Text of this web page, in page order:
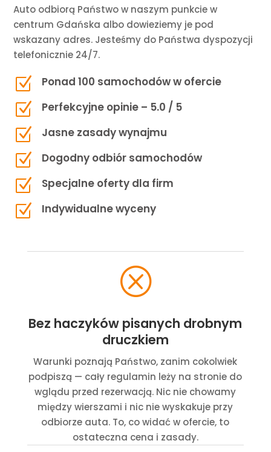
Auto odbiorą Państwo w naszym punkcie w
centrum Gdańska albo dowieziemy je pod
wskazany adres. Jesteśmy do Państwa dyspozycji
telefonicznie 24/7.
Z Ponad 100 samochodów w ofercie
Z Perfekcyjne opinie – 5.0 / 5
Z Jasne zasady wynajmu
Z Dogodny odbiór samochodów
Z Specjalne oferty dla firm
Z Indywidualne wyceny
Q
Bez haczyków pisanych drobnym
druczkiem
Warunki poznają Państwo, zanim cokolwiek
podpiszą — cały regulamin leży na stronie do
wglądu przed rezerwacją. Nic nie chowamy
między wierszami i nic nie wyskakuje przy
odbiorze auta. To, co widać w ofercie, to
ostateczna cena i zasady.